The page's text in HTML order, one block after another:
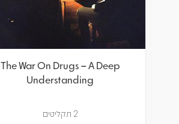
The War On Drugs – A Deep
Understanding
2 תקליטים